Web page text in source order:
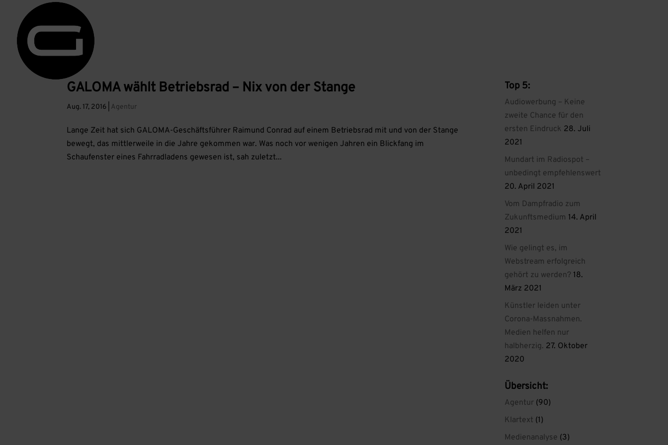
GALOMA wählt Betriebsrad – Nix von der Stange
Aug. 17, 2016 Agentur
Lange Zeit hat sich GALOMA-Geschäftsführer Raimund Conrad auf einem Betriebsrad mit und von der Stange
bewegt, das mittlerweile in die Jahre gekommen war. Was noch vor wenigen Jahren ein Blickfang im
Schaufenster eines Fahrradladens gewesen ist, sah zuletzt...
Top 5:
Audiowerbung – Keine
zweite Chance für den
ersten Eindruck 28. Juli
2021
Mundart im Radiospot –
unbedingt empfehlenswert
20. April 2021
Vom Dampfradio zum
Zukunftsmedium 14. April
2021
Wie gelingt es, im
Webstream erfolgreich
gehört zu werden? 18.
März 2021
Künstler leiden unter
Corona-Massnahmen.
Medien helfen nur
halbherzig. 27. Oktober
2020
Übersicht:
Agentur (90)
Klartext (1)
Medienanalyse (3)